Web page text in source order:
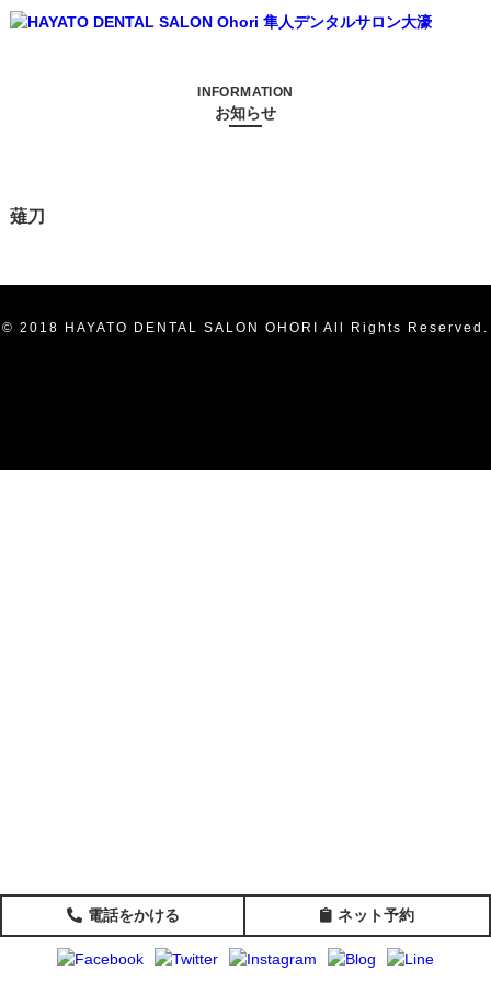
電話をかける ネット予約
INFORMATION
お知らせ
薙刀
© 2018 HAYATO DENTAL SALON OHORI All Rights Reserved.